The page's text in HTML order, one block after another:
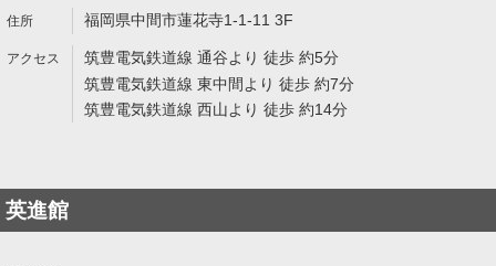
福岡県中間市蓮花寺1-1-11 3F
筑豊電気鉄道線 通谷より 徒歩 約5分
筑豊電気鉄道線 東中間より 徒歩 約7分
筑豊電気鉄道線 西山より 徒歩 約14分
英進館